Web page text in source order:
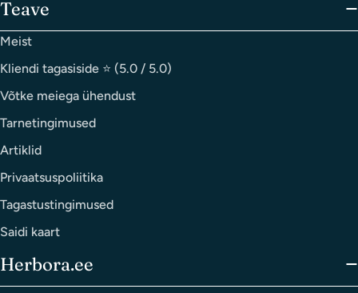
Teave
Meist
Kliendi tagasiside ⭐ (5.0 / 5.0)
Võtke meiega ühendust
Tarnetingimused
Artiklid
Privaatsuspoliitika
Tagastustingimused
Saidi kaart
Herbora.ee